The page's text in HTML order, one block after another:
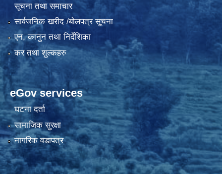
सूचना तथा समाचार
सार्वजनिक खरीद /बोलपत्र सूचना
एन, कानुन तथा निर्देशिका
कर तथा शुल्कहरु
eGov services
घटना दर्ता
सामाजिक सुरक्षा
नागरिक वडापत्र